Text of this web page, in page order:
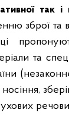
так і
зброї та
та